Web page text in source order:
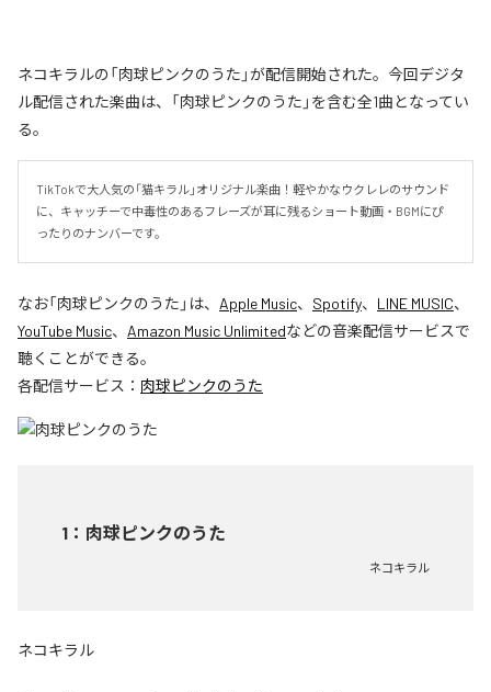
ネコキラルの「肉球ピンクのうた」が配信開始された。今回デジタ
ル配信された楽曲は、「肉球ピンクのうた」を含む全1曲となってい
る。
TikTokで大人気の「猫キラル」オリジナル楽曲！軽やかなウクレレのサウンド
に、キャッチーで中毒性のあるフレーズが耳に残るショート動画・BGMにぴ
ったりのナンバーです。
なお「肉球ピンクのうた 」は、 Apple Music、 Spotify、 LINE MUSIC、
YouTube Music、 Amazon Music Unlimitedなどの音楽配信サービスで
聴くことができる。
各配信サービス： 肉球ピンクのうた
1 ： 肉球ピンクのうた
ネコキラル
ネコキラル